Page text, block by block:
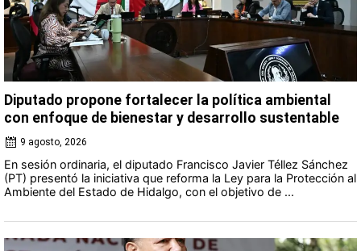
Diputado propone fortalecer la política ambiental
con enfoque de bienestar y desarrollo sustentable
9 agosto, 2026
En sesión ordinaria, el diputado Francisco Javier Téllez Sánchez
(PT) presentó la iniciativa que reforma la Ley para la Protección al
Ambiente del Estado de Hidalgo, con el objetivo de ...